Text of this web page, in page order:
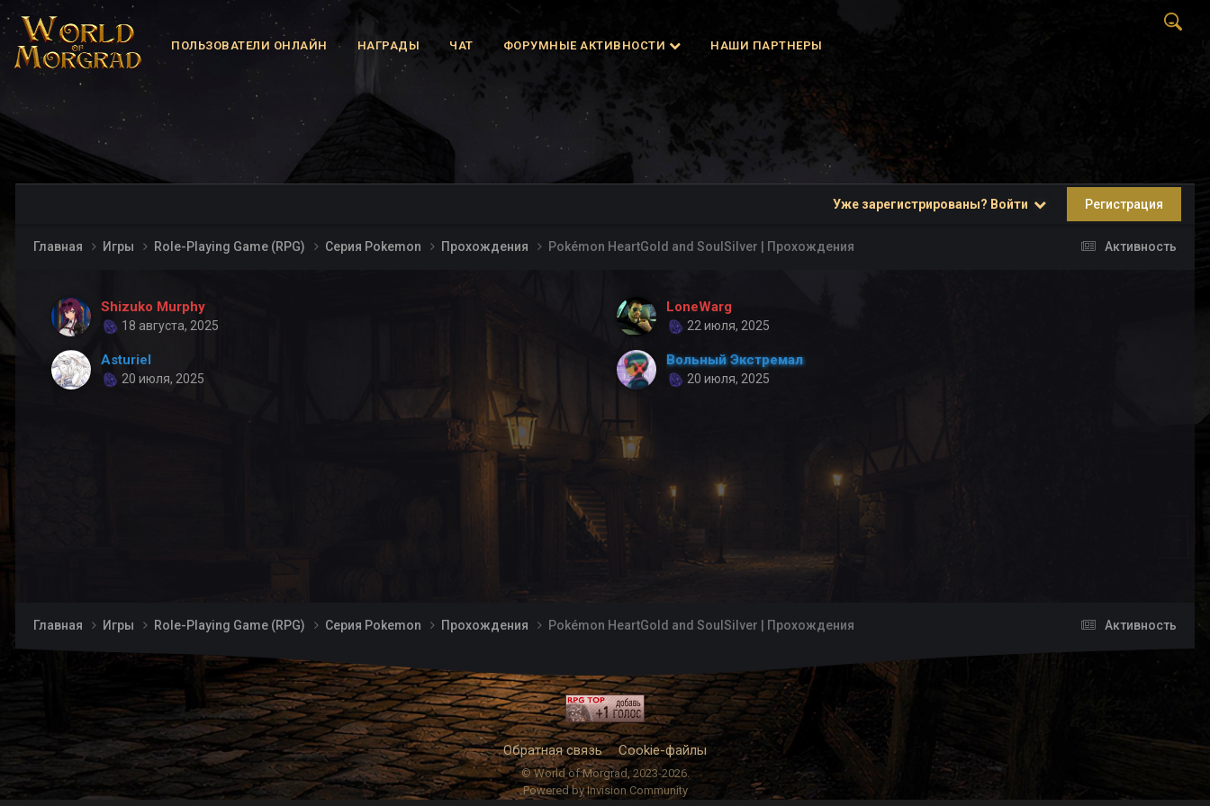
ПОЛЬЗОВАТЕЛИ ОНЛАЙН НАГРАДЫ ЧАТ ФОРУМНЫЕ АКТИВНОСТИ НАШИ ПАРТНЕРЫ
Уже зарегистрированы? Войти Регистрация
Активность
Главная Игры Role-Playing Game (RPG) Серия Pokemon Прохождения Pokémon HeartGold and SoulSilver | Прохождения
Shizuko Murphy
18 августа, 2025
LoneWarg
22 июля, 2025
Asturiel
20 июля, 2025
Вольный Экстремал
20 июля, 2025
Активность
Главная Игры Role-Playing Game (RPG) Серия Pokemon Прохождения Pokémon HeartGold and SoulSilver | Прохождения
Обратная связь Cookie-файлы
© World of Morgrad, 2023-2026.
Powered by Invision Community